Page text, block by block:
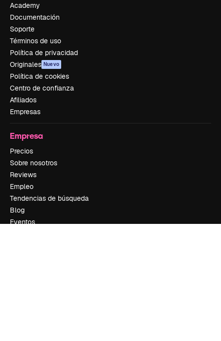
Academy
Documentación
Soporte
Términos de uso
Política de privacidad
Originales Nuevo
Política de cookies
Centro de confianza
Afiliados
Empresas
Empresa
Precios
Sobre nosotros
Reviews
Empleo
Tendencias de búsqueda
Blog
Eventos